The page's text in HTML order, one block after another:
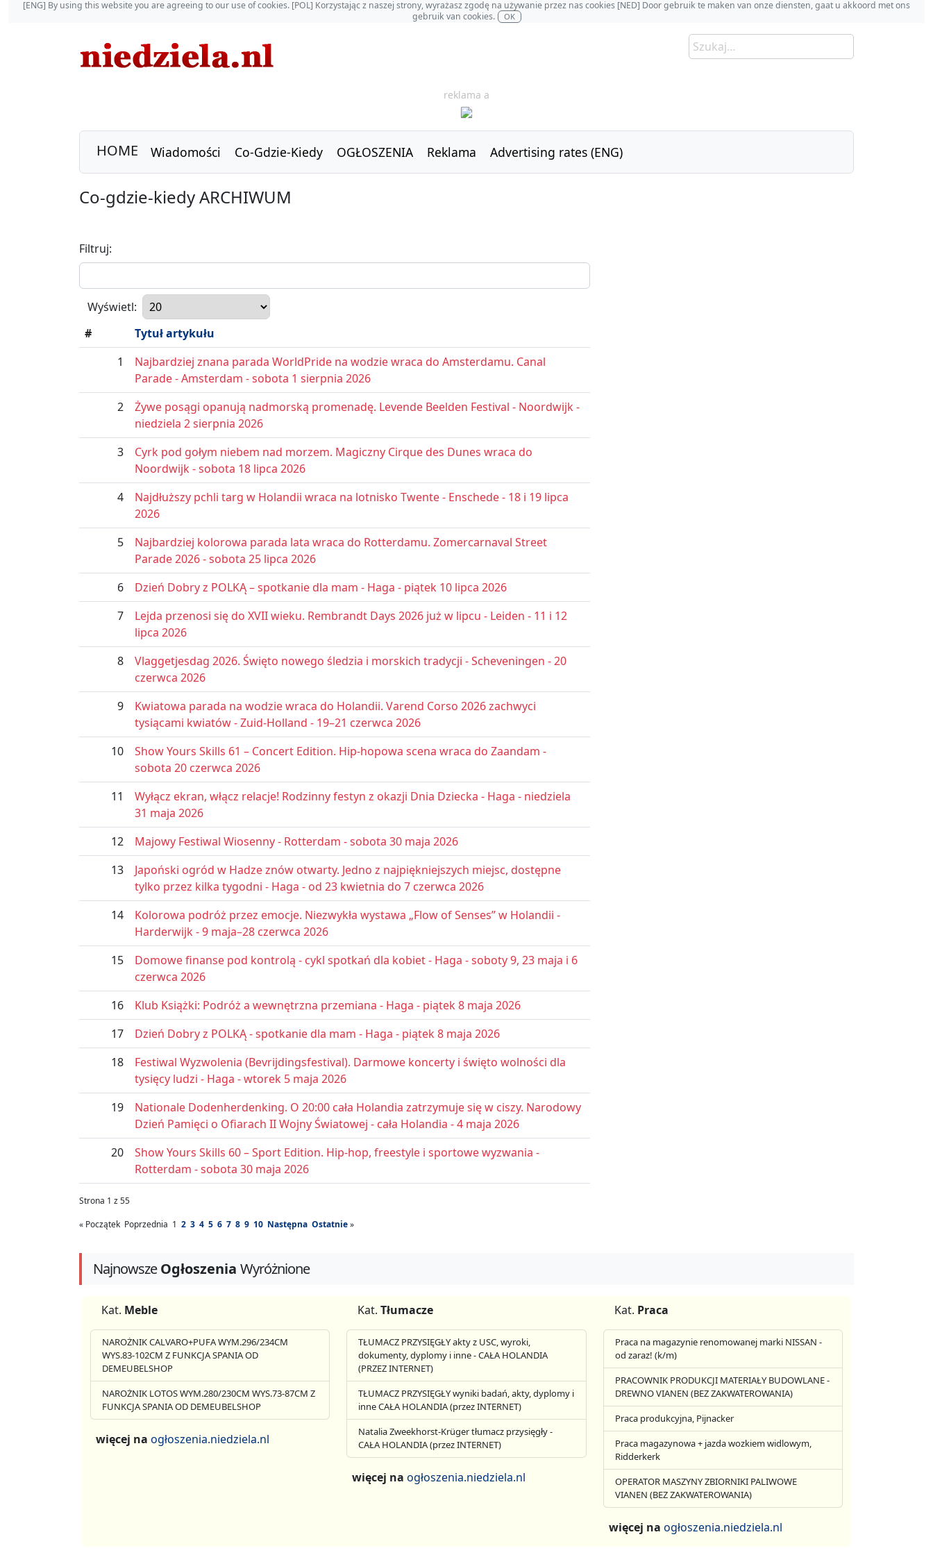
[ENG] By using this website you are agreeing to our use of cookies. [POL] Korzystając z naszej strony, wyrażasz zgodę na używanie przez nas cookies [NED] Door gebruik te maken van onze diensten, gaat u akkoord met ons
gebruik van cookies.
OK
reklama a
HOME Wiadomości Co-Gdzie-Kiedy OGŁOSZENIA Reklama Advertising rates (ENG)
Co-gdzie-kiedy ARCHIWUM
Filtruj:
Wyświetl:
#
Tytuł artykułu
1
Najbardziej znana parada WorldPride na wodzie wraca do Amsterdamu. Canal
Parade - Amsterdam - sobota 1 sierpnia 2026
2
Żywe posągi opanują nadmorską promenadę. Levende Beelden Festival - Noordwijk -
niedziela 2 sierpnia 2026
3
Cyrk pod gołym niebem nad morzem. Magiczny Cirque des Dunes wraca do
Noordwijk - sobota 18 lipca 2026
4
Najdłuższy pchli targ w Holandii wraca na lotnisko Twente - Enschede - 18 i 19 lipca
2026
5
Najbardziej kolorowa parada lata wraca do Rotterdamu. Zomercarnaval Street
Parade 2026 - sobota 25 lipca 2026
6
Dzień Dobry z POLKĄ – spotkanie dla mam - Haga - piątek 10 lipca 2026
7
Lejda przenosi się do XVII wieku. Rembrandt Days 2026 już w lipcu - Leiden - 11 i 12
lipca 2026
8
Vlaggetjesdag 2026. Święto nowego śledzia i morskich tradycji - Scheveningen - 20
czerwca 2026
9
Kwiatowa parada na wodzie wraca do Holandii. Varend Corso 2026 zachwyci
tysiącami kwiatów - Zuid-Holland - 19–21 czerwca 2026
10
Show Yours Skills 61 – Concert Edition. Hip-hopowa scena wraca do Zaandam -
sobota 20 czerwca 2026
11
Wyłącz ekran, włącz relacje! Rodzinny festyn z okazji Dnia Dziecka - Haga - niedziela
31 maja 2026
12
Majowy Festiwal Wiosenny - Rotterdam - sobota 30 maja 2026
13
Japoński ogród w Hadze znów otwarty. Jedno z najpiękniejszych miejsc, dostępne
tylko przez kilka tygodni - Haga - od 23 kwietnia do 7 czerwca 2026
14
Kolorowa podróż przez emocje. Niezwykła wystawa „Flow of Senses” w Holandii -
Harderwijk - 9 maja–28 czerwca 2026
15
Domowe finanse pod kontrolą - cykl spotkań dla kobiet - Haga - soboty 9, 23 maja i 6
czerwca 2026
16
Klub Książki: Podróż a wewnętrzna przemiana - Haga - piątek 8 maja 2026
17
Dzień Dobry z POLKĄ - spotkanie dla mam - Haga - piątek 8 maja 2026
18
Festiwal Wyzwolenia (Bevrijdingsfestival). Darmowe koncerty i święto wolności dla
tysięcy ludzi - Haga - wtorek 5 maja 2026
19
Nationale Dodenherdenking. O 20:00 cała Holandia zatrzymuje się w ciszy. Narodowy
Dzień Pamięci o Ofiarach II Wojny Światowej - cała Holandia - 4 maja 2026
20
Show Yours Skills 60 – Sport Edition. Hip-hop, freestyle i sportowe wyzwania -
Rotterdam - sobota 30 maja 2026
Strona 1 z 55
« Początek Poprzednia 1 2 3 4 5 6 7 8 9 10 Następna Ostatnie»
NajnowszeOgłoszenia Wyróżnione
Kat. Meble
NAROŻNIK CALVARO+PUFA WYM.296/234CM
WYS.83-102CM Z FUNKCJA SPANIA OD
DEMEUBELSHOP
NAROŻNIK LOTOS WYM.280/230CM WYS.73-87CM Z
FUNKCJA SPANIA OD DEMEUBELSHOP
więcej na ogłoszenia.niedziela.nl
Kat. Tłumacze
TŁUMACZ PRZYSIĘGŁY akty z USC, wyroki,
dokumenty, dyplomy i inne - CAŁA HOLANDIA
(PRZEZ INTERNET)
TŁUMACZ PRZYSIĘGŁY wyniki badań, akty, dyplomy i
inne CAŁA HOLANDIA (przez INTERNET)
Natalia Zweekhorst-Krüger tłumacz przysięgły -
CAŁA HOLANDIA (przez INTERNET)
więcej naogłoszenia.niedziela.nl
Kat. Praca
Praca na magazynie renomowanej marki NISSAN -
od zaraz! (k/m)
PRACOWNIK PRODUKCJI MATERIAŁY BUDOWLANE -
DREWNO VIANEN (BEZ ZAKWATEROWANIA)
Praca produkcyjna, Pijnacker
Praca magazynowa + jazda wozkiem widlowym,
Ridderkerk
OPERATOR MASZYNY ZBIORNIKI PALIWOWE
VIANEN (BEZ ZAKWATEROWANIA)
więcej na ogłoszenia.niedziela.nl